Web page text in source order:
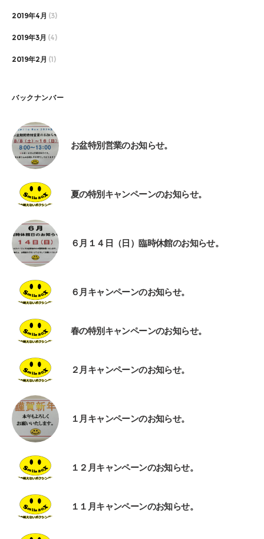
2019年4月 (3)
2019年3月 (4)
2019年2月 (1)
バックナンバー
お盆特別営業のお知らせ。
夏の特別キャンペーンのお知らせ。
６月１４日（日）臨時休館のお知らせ。
６月キャンペーンのお知らせ。
春の特別キャンペーンのお知らせ。
２月キャンペーンのお知らせ。
１月キャンペーンのお知らせ。
１２月キャンペーンのお知らせ。
１１月キャンペーンのお知らせ。